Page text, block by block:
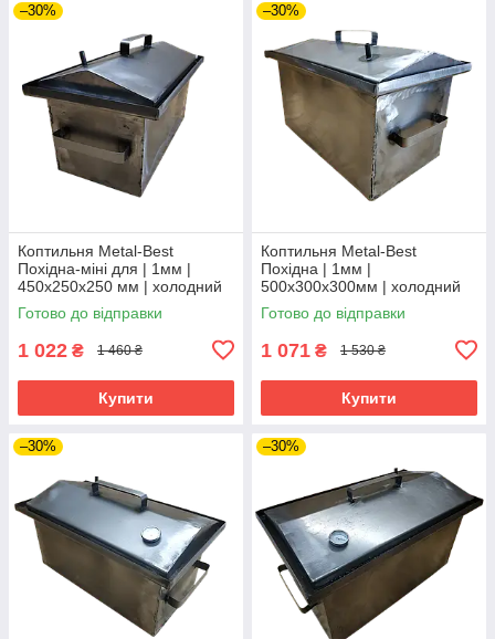
–30%
Коптильня Metal-Best
Похідна-міні для | 1мм |
450х250х250 мм | холодний
прокат
Готово до відправки
1 022 ₴ 1 460 ₴
Купити
–30%
Коптильня Metal-Best
Похідна | 1мм |
500х300х300мм | холодний
прокат
Готово до відправки
1 071 ₴ 1 530 ₴
Купити
–30% –30%